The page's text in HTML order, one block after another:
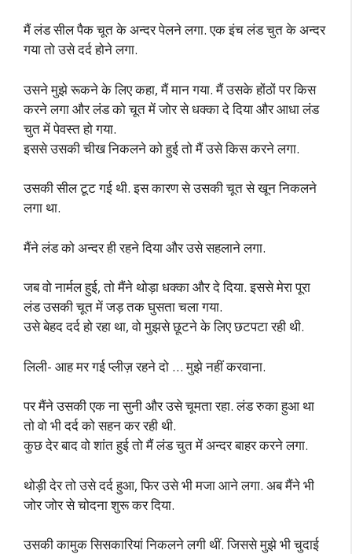
मैं लंड सील पैक चूत के अन्दर पेलने लगा. एक इंच लंड चुत के अन्दर
गया तो उसे दर्द होने लगा.
उसने मुझे रूकने के लिए कहा, मैं मान गया. मैं उसके होंठों पर किस
करने लगा और लंड को चूत में जोर से धक्का दे दिया और आधा लंड
चुत में पेवस्त हो गया.
इससे उसकी चीख निकलने को हुई तो मैं उसे किस करने लगा.
उसकी सील टूट गई थी. इस कारण से उसकी चूत से खून निकलने
लगा था.
मैंने लंड को अन्दर ही रहने दिया और उसे सहलाने लगा.
जब वो नार्मल हुई, तो मैंने थोड़ा धक्का और दे दिया. इससे मेरा पूरा
लंड उसकी चूत में जड़ तक घुसता चला गया.
उसे बेहद दर्द हो रहा था, वो मुझसे छूटने के लिए छटपटा रही थी.
लिली- आह मर गई प्लीज़ रहने दो … मुझे नहीं करवाना.
पर मैंने उसकी एक ना सुनी और उसे चूमता रहा. लंड रुका हुआ था
तो वो भी दर्द को सहन कर रही थी.
कुछ देर बाद वो शांत हुई तो मैं लंड चुत में अन्दर बाहर करने लगा.
थोड़ी देर तो उसे दर्द हुआ, फिर उसे भी मजा आने लगा. अब मैंने भी
जोर जोर से चोदना शुरू कर दिया.
उसकी कामुक सिसकारियां निकलने लगी थीं. जिससे मुझे भी चुदाई